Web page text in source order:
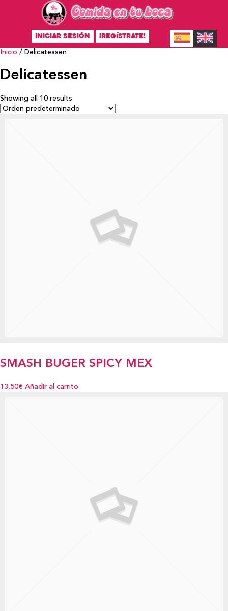
INICIAR SESIÓN ¡REGÍSTRATE!
Inicio / Delicatessen
Delicatessen
Showing all 10 results
SMASH BUGER SPICY MEX
13,50€ Añadir al carrito